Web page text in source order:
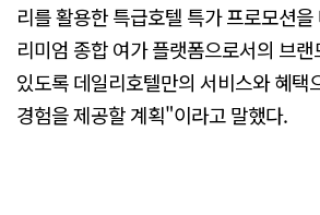
리를 활용한 특급호텔 특가 프로모션
리미엄 종합 여가 플랫폼으로서의 브
있도록 데일리호텔만의 서비스와 혜택
경험을 제공할 계획"이라고 말했다.